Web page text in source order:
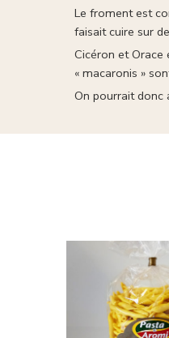
Le froment est
faisait cuire sur
Cicéron et Orace
« macaronis »
On pourrait donc